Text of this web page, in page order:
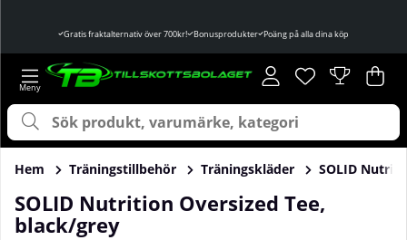
Gratis fraktalternativ över 700kr! Bonusprodukter Poäng på alla dina köp
Önskelista
Antal i
. .
Hem Träningstillbehör Träningskläder SOLID
SOLID Nutrition Oversized Tee,
black/grey